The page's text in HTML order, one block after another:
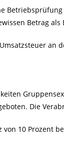
Betrag
an
Die
10 Prozent